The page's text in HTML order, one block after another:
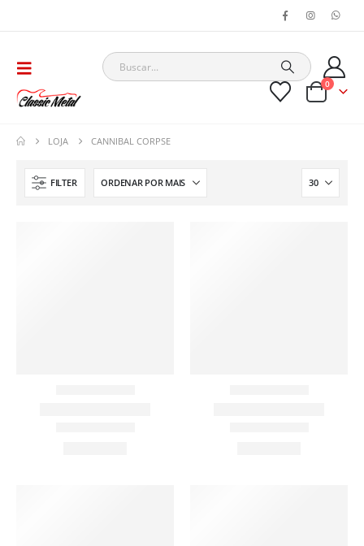
0
LOJA CANNIBAL CORPSE
FILTER